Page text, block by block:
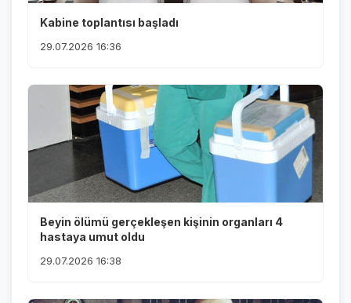
Kabine toplantısı başladı
29.07.2026 16:36
Beyin ölümü gerçekleşen kişinin organları 4
hastaya umut oldu
29.07.2026 16:38